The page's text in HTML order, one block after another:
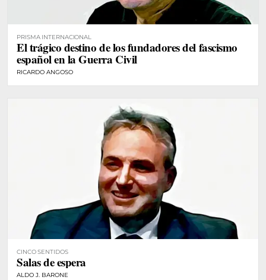
PRISMA INTERNACIONAL
El trágico destino de los fundadores del fascismo
español en la Guerra Civil
RICARDO ANGOSO
CINCO SENTIDOS
Salas de espera
ALDO J. BARONE